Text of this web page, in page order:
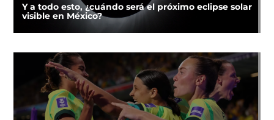
Y a todo esto, ¿cuándo será el próximo eclipse solar
visible en México?